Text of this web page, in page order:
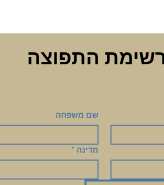
שם משפחה
מדינה *